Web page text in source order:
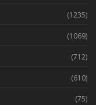
(1235)
(1069)
(712)
(610)
(75)